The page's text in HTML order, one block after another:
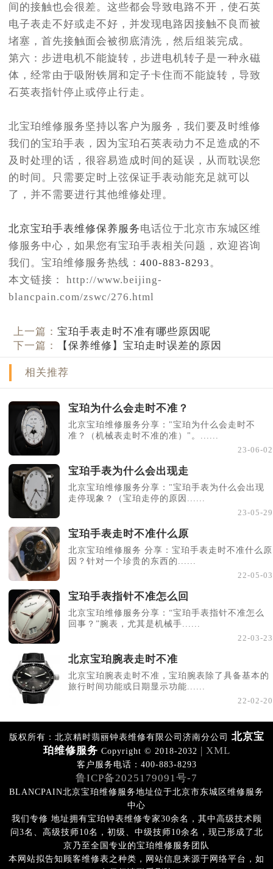
间的接触也会很差。这些都会导致电路不开，使石英
电子表走不好或走不好，并发现电路因接触不良而被
堵塞，首先接触面会被彻底清洗，然后组装完成。
第六：步进电机不能旋转，步进电机转子是一种永磁
体，经常由于吸附铁屑和定子卡住而不能旋转，导致
石英表指针停止或停止行走。
北宝珀维修服务坚持以客户为服务，我们要及时维修
我们的宝珀手表，因为宝珀石英表动力不足造成的不
及时处理的话，很容易造成时间的延误，从而耽误您
的时间。只需要定时上弦保证手表动能充足就可以
了，并不需要进行其他维修处理。
北京宝珀手表维修保养服务电话位于北京市东城区维
修服务中心，如果您有宝珀手表相关问题，欢迎咨询
我们。宝珀维修服务热线： 400-883-8293 。
本文链接： http://www.beijing-
blancpain.com/zswc/276.html
上一篇：宝珀手表走时不准有哪些原因呢
下一篇：
【保养维修】宝珀走时误差的原因
相关推荐
宝珀为什么会走时不准？
北京宝珀维修服务分享："宝珀为什么会走时不
准？（机械表走时不准的准）"。......
23-06-02
宝珀手表为什么会出现走
北京宝珀维修服务分享："宝珀手表为什么会出现
走停现象？（宝珀走停的原因......
23-05-29
宝珀手表走时不准什么原
北京宝珀维修服务 分享：宝珀手表走时不准什么原
因？针对一个珍贵的东西的......
22-05-03
宝珀手表指针不准怎么回
北京宝珀维修服务分享：“宝珀手表指针不准怎么
回事？”腕表，尤其是机械手......
22-03-23
北京宝珀腕表走时不准
北京宝珀腕表走时不准，宝珀腕表除了具备基本的
旅行时间功能或日期显示功能......
22-02-20
版权所有：北京精时翡丽钟表维修有限公司济南分公司 北京宝
珀维修服务 Copyright © 2018-2032 | XML
客户服务电话：400-883-8293
鲁ICP备2025179091号-7
BLANCPAIN北京宝珀维修服务地址位于北京市东城区维修服务
中心
我们专修 地址拥有宝珀钟表维修专家30余名，其中高级技术顾
问3名、高级技师10名，初级、中级技师10余名，现已形成了北
京乃至全国专业的宝珀维修服务团队
本网站拟告知顾客维修表之种类，网站信息来源于网络平台，如